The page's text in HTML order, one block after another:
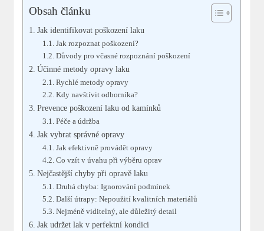
Obsah článku
Jak identifikovat poškození laku
Jak rozpoznat poškození?
Důvody pro včasné rozpoznání poškození
Účinné metody opravy laku
Rychlé metody opravy
Kdy navštívit odborníka?
Prevence poškození laku od kamínků
Péče a údržba
Jak vybrat správné opravy
Jak efektivně provádět opravy
Co vzít v úvahu při výběru oprav
Nejčastější chyby při opravě laku
Druhá chyba: Ignorování podmínek
Další útrapy: Nepoužití kvalitních materiálů
Nejméně viditelný, ale důležitý detail
Jak udržet lak v perfektní kondici